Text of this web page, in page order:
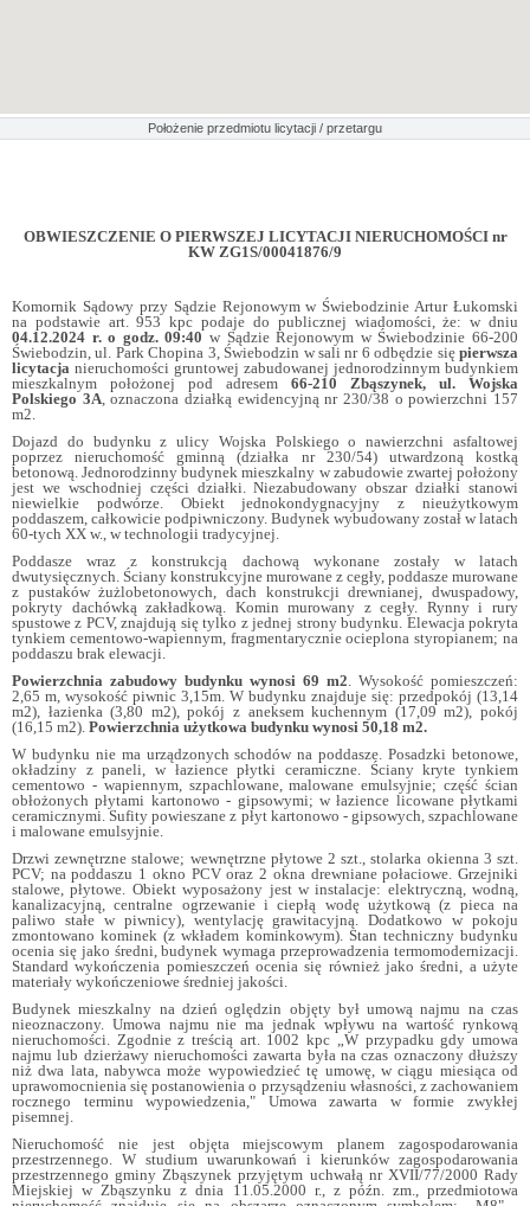
Położenie przedmiotu licytacji / przetargu
OBWIESZCZENIE O PIERWSZEJ LICYTACJI NIERUCHOMOŚCI nr
KW ZG1S/00041876/9
Komornik Sądowy przy Sądzie Rejonowym w Świebodzinie Artur Łukomski
na podstawie art. 953 kpc podaje do publicznej wiadomości, że: w dniu
04.12.2024 r. o godz. 09:40 w Sądzie Rejonowym w Świebodzinie 66-200
Świebodzin, ul. Park Chopina 3, Świebodzin w sali nr 6 odbędzie się pierwsza
licytacja nieruchomości gruntowej zabudowanej jednorodzinnym budynkiem
mieszkalnym położonej pod adresem 66-210 Zbąszynek, ul. Wojska
Polskiego 3A, oznaczona działką ewidencyjną nr 230/38 o powierzchni 157
m2.
Dojazd do budynku z ulicy Wojska Polskiego o nawierzchni asfaltowej
poprzez nieruchomość gminną (działka nr 230/54) utwardzoną kostką
betonową. Jednorodzinny budynek mieszkalny w zabudowie zwartej położony
jest we wschodniej części działki. Niezabudowany obszar działki stanowi
niewielkie podwórze. Obiekt jednokondygnacyjny z nieużytkowym
poddaszem, całkowicie podpiwniczony. Budynek wybudowany został w latach
60-tych XX w., w technologii tradycyjnej.
Poddasze wraz z konstrukcją dachową wykonane zostały w latach
dwutysięcznych. Ściany konstrukcyjne murowane z cegły, poddasze murowane
z pustaków żużlobetonowych, dach konstrukcji drewnianej, dwuspadowy,
pokryty dachówką zakładkową. Komin murowany z cegły. Rynny i rury
spustowe z PCV, znajdują się tylko z jednej strony budynku. Elewacja pokryta
tynkiem cementowo-wapiennym, fragmentarycznie ocieplona styropianem; na
poddaszu brak elewacji.
Powierzchnia zabudowy budynku wynosi 69 m2 . Wysokość pomieszczeń:
2,65 m, wysokość piwnic 3,15m. W budynku znajduje się: przedpokój (13,14
m2), łazienka (3,80 m2), pokój z aneksem kuchennym (17,09 m2), pokój
(16,15 m2). Powierzchnia użytkowa budynku wynosi 50,18 m2.
W budynku nie ma urządzonych schodów na poddasze. Posadzki betonowe,
okładziny z paneli, w łazience płytki ceramiczne. Ściany kryte tynkiem
cementowo - wapiennym, szpachlowane, malowane emulsyjnie; część ścian
obłożonych płytami kartonowo - gipsowymi; w łazience licowane płytkami
ceramicznymi. Sufity powieszane z płyt kartonowo - gipsowych, szpachlowane
i malowane emulsyjnie.
Drzwi zewnętrzne stalowe; wewnętrzne płytowe 2 szt., stolarka okienna 3 szt.
PCV; na poddaszu 1 okno PCV oraz 2 okna drewniane połaciowe. Grzejniki
stalowe, płytowe. Obiekt wyposażony jest w instalacje: elektryczną, wodną,
kanalizacyjną, centralne ogrzewanie i ciepłą wodę użytkową (z pieca na
paliwo stałe w piwnicy), wentylację grawitacyjną. Dodatkowo w pokoju
zmontowano kominek (z wkładem kominkowym). Stan techniczny budynku
ocenia się jako średni, budynek wymaga przeprowadzenia termomodernizacji.
Standard wykończenia pomieszczeń ocenia się również jako średni, a użyte
materiały wykończeniowe średniej jakości.
Budynek mieszkalny na dzień oględzin objęty był umową najmu na czas
nieoznaczony. Umowa najmu nie ma jednak wpływu na wartość rynkową
nieruchomości. Zgodnie z treścią art. 1002 kpc „W przypadku gdy umowa
najmu lub dzierżawy nieruchomości zawarta była na czas oznaczony dłuższy
niż dwa lata, nabywca może wypowiedzieć tę umowę, w ciągu miesiąca od
uprawomocnienia się postanowienia o przysądzeniu własności, z zachowaniem
rocznego terminu wypowiedzenia," Umowa zawarta w formie zwykłej
pisemnej.
Nieruchomość nie jest objęta miejscowym planem zagospodarowania
przestrzennego. W studium uwarunkowań i kierunków zagospodarowania
przestrzennego gminy Zbąszynek przyjętym uchwałą nr XVII/77/2000 Rady
Miejskiej w Zbąszynku z dnia 11.05.2000 r., z późn. zm., przedmiotowa